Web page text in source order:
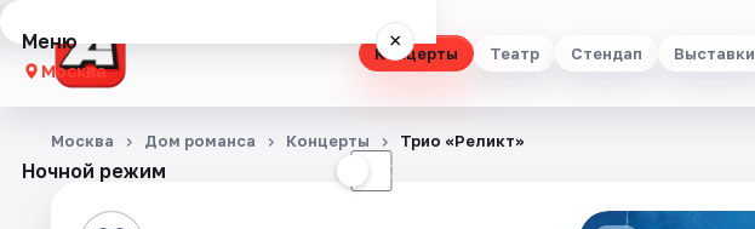
Концерты Театр Стендап Выставки
Меню ×
Москва
Концерты
Ночной режим ☾
Москва Дом романса Концерты Трио «Реликт»